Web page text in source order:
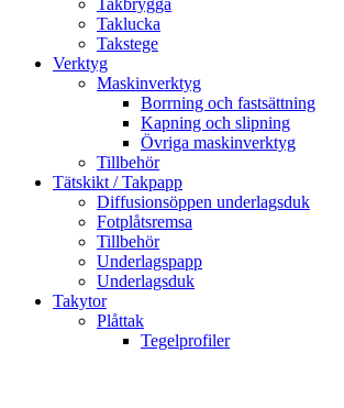
Takbrygga
Taklucka
Takstege
Verktyg
Maskinverktyg
Borrning och fastsättning
Kapning och slipning
Övriga maskinverktyg
Tillbehör
Tätskikt / Takpapp
Diffusionsöppen underlagsduk
Fotplåtsremsa
Tillbehör
Underlagspapp
Underlagsduk
Takytor
Plåttak
Tegelprofiler